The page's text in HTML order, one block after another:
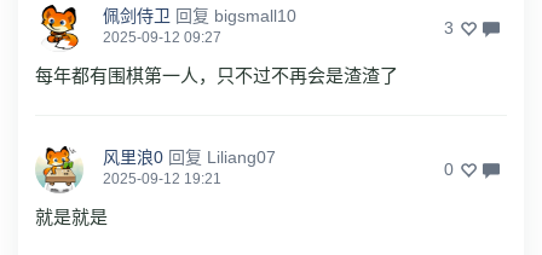
佩剑侍卫 回复 bigsmall10
2025-09-12 09:27 3
每年都有围棋第一人，只不过不再会是渣渣了
风里浪0 回复 Liliang07
2025-09-12 19:21 0
就是就是